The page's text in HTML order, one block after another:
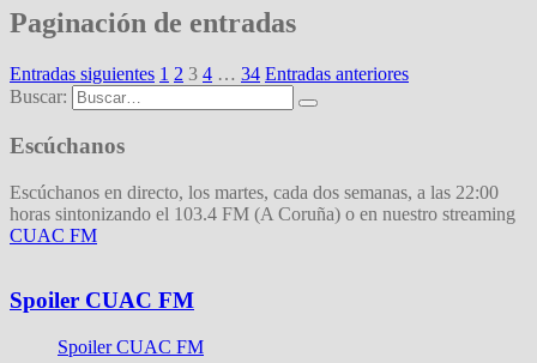
Paginación de entradas
Entradas siguientes 1 2 3 4 … 34 Entradas anteriores
Buscar:
Escúchanos
Escúchanos en directo, los martes, cada dos semanas, a las 22:00
horas sintonizando el 103.4 FM (A Coruña) o en nuestro streaming
CUAC FM
Spoiler CUAC FM
Spoiler CUAC FM